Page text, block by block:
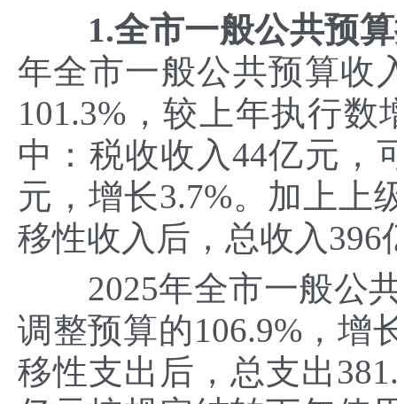
1.全市一般公共预
年全市一般公共预算收
101.3%，较上年执行数
中：税收收入44亿元，
元，增长3.7%。加上上
移性收入后，总收入396
2025年全市一般公共
调整预算的106.9%，增
移性支出后，总支出